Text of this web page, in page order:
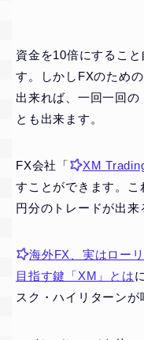
資金を10倍にするこ
す。しかしFXのため
出来れば、一回一回の
とも出来ます。
FX会社「 XM
すことができます。
円分のトレードが出来
海外FX、実はロー
目指す鍵「XM」とは
スク・ハイリターンが